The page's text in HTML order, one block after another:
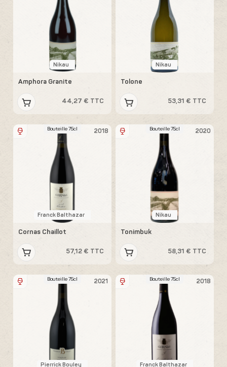
Nikau
Amphora Granite
44,27 € TTC
Nikau
Tolone
53,31 € TTC
2018
Bouteille 75cl
Franck Balthazar
Cornas Chaillot
57,12 € TTC
2020
Bouteille 75cl
Nikau
Tonimbuk
58,31 € TTC
2021
Bouteille 75cl
Pierrick Bouley
2018
Bouteille 75cl
Franck Balthazar